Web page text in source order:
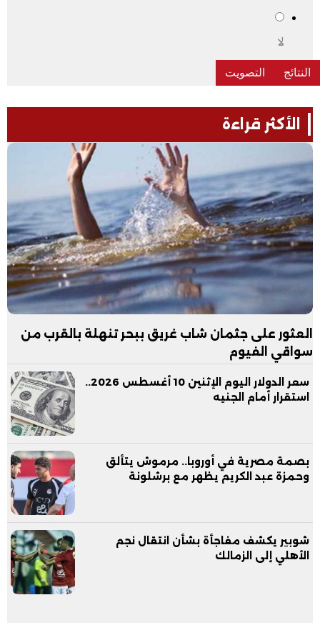
لا
الأكثر قراءة
العثور على جثمان شاب غريق ببحر تنهلة بالقرب من
سواقي الفيوم
سعر الدولار اليوم الإثنين 10 أغسطس 2026..
استقرار أمام الجنيه
بصمة مصرية في أوروبا.. مرموش يتألق
وحمزة عبد الكريم يظهر مع برشلونة
شوبير يكشف مفاجأة بشأن انتقال نجم
الأهلي إلى الزمالك